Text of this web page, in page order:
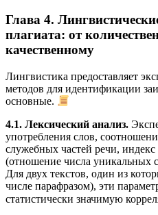
Глава 4.
плагиата: от
качественному
Лингвистика предоставляет
методов для идентификации
основные.
4.1. Лексический анализ.
употребления слов,
служебных частей речи, индекс
(отношение числа уникальных
Для двух текстов, один из
числе парафразом), эти
статистически значимую